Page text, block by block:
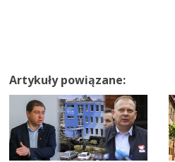
Artykuły powiązane: